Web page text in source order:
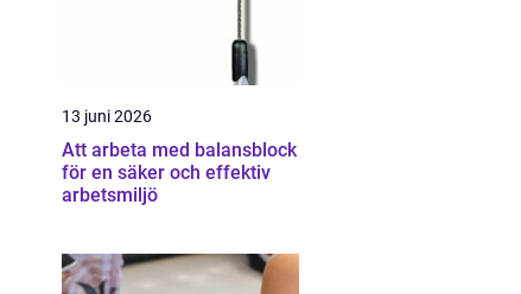
13 juni 2026
Att arbeta med balansblock
för en säker och effektiv
arbetsmiljö